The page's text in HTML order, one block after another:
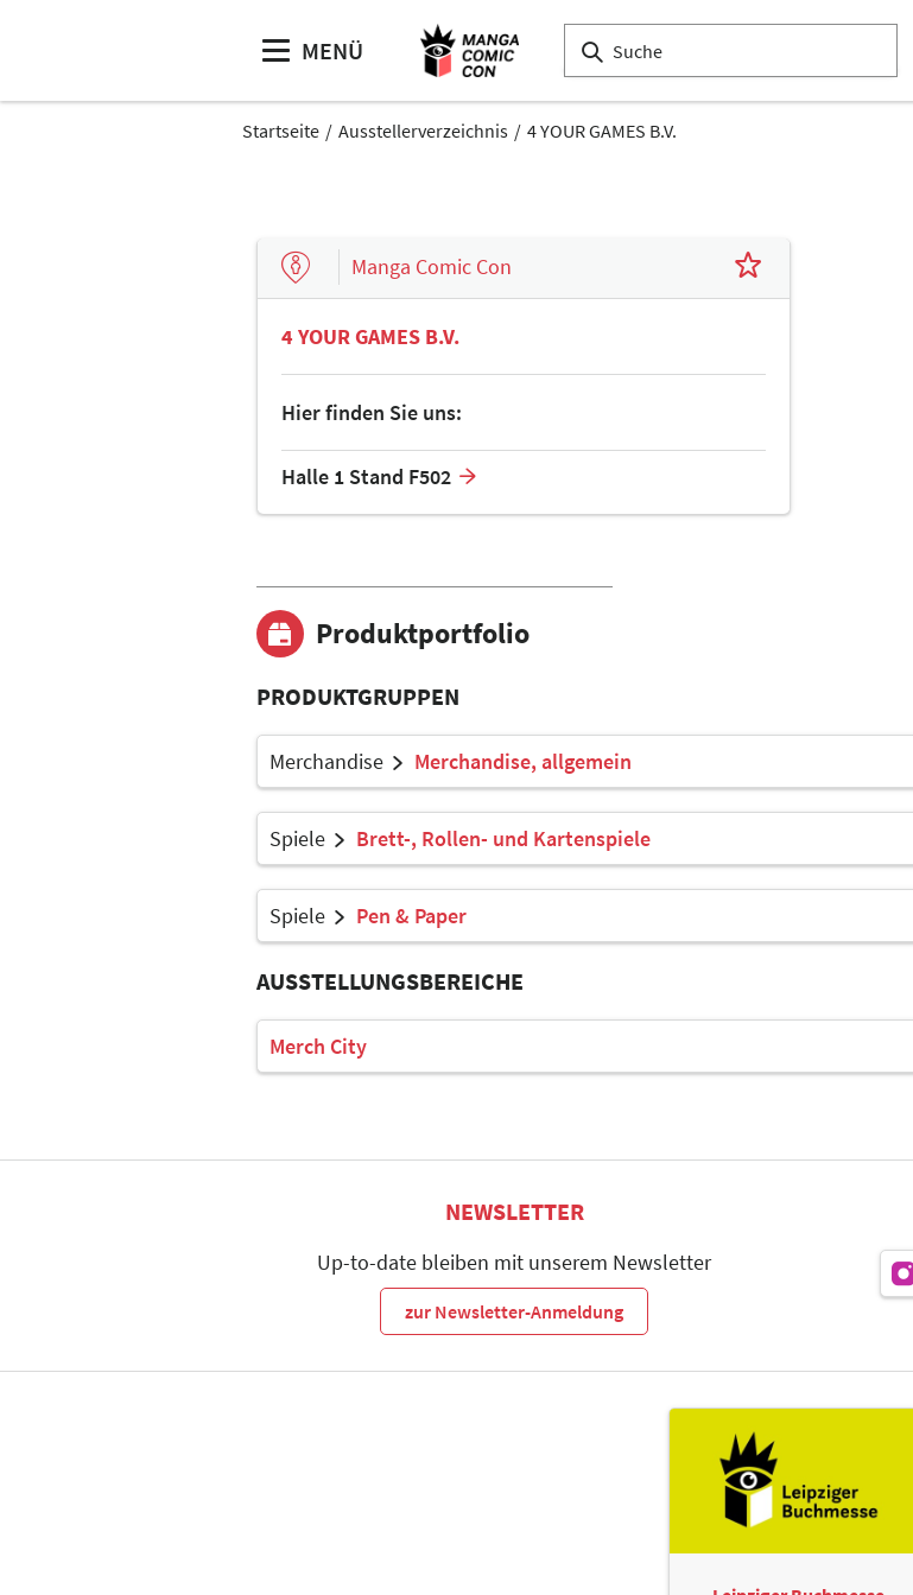
MENÜ
Startseite Ausstellerverzeichnis 4 YOUR GAMES B.V.
Manga Comic Con
4 YOUR GAMES B.V.
Hier finden Sie uns:
Halle 1 Stand F502
Produktportfolio
PRODUKTGRUPPEN
Merchandise Merchandise, allgemein
Spiele Brett-, Rollen- und Kartenspiele
Spiele Pen & Paper
AUSSTELLUNGSBEREICHE
Merch City
NEWSLETTER
Up-to-date bleiben mit unserem Newsletter
zur Newsletter-Anmeldung